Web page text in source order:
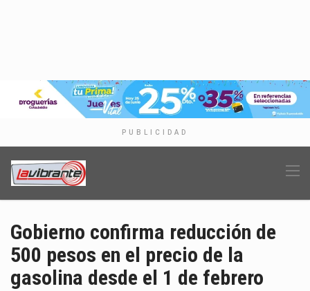
PUBLICIDAD
Gobierno confirma reducción de
500 pesos en el precio de la
gasolina desde el 1 de febrero